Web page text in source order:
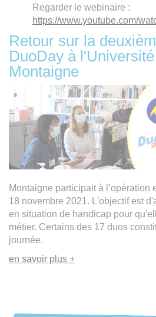
Regarder le webinaire :
https://www.youtube.com/
Retour sur la
DuoDay à
Montaigne
Montaigne participait à l’opération
18 novembre 2021. L'objectif est
en situation de handicap pour
métier. Certains des 17 duos
journée.
en savoir plus +